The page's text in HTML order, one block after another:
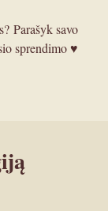
Parašyk savo
sprendimo ♥︎